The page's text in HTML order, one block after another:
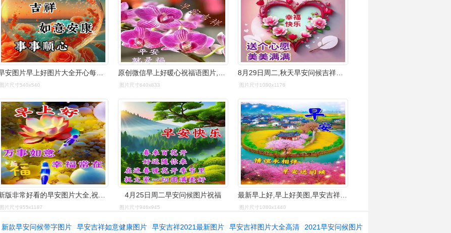
早安图片早上好图片大全开心每一天幸福安康
图片尺寸540x540
原创微信早上好暖心祝福语图片,2021年最美早上好祝福语图,祝你早安!
图片尺寸640x833
8月29日周二,秋天早安问候吉祥语,最漂亮早上好图片大全早安心语问候
图片尺寸1080x1176
新版非常好看的早安图片大全,祝福事事顺心,快乐相随_问候_平安_吉祥
图片尺寸955x1187
4月25日周二早安问候图片祝福
图片尺寸946x945
最新早上好,早上好美图,早安吉祥图_祝福_问候_朋友
图片尺寸1080x1440
新款早安问候带字图片 早安吉祥如意健康图片 早安吉祥2021最新图片 早安吉祥图片大全高清 2021早安问候图片